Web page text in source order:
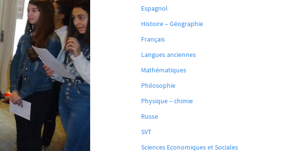
Espagnol
Histoire – Géographie
Français
Langues anciennes
Mathématiques
Philosophie
Physique – chimie
Russe
SVT
Sciences Economiques et Sociales